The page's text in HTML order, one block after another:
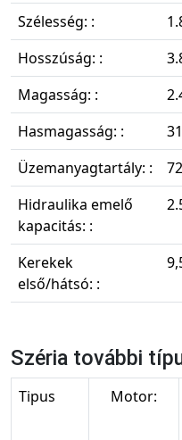
Szélesség: :
Hosszúság: :
Magasság: :
Hasmagasság: :
Üzemanyagtartály: :
Hidraulika emelő
kapacitás: :
Kerekek
első/hátsó: :
Széria további
Tipus Motor: